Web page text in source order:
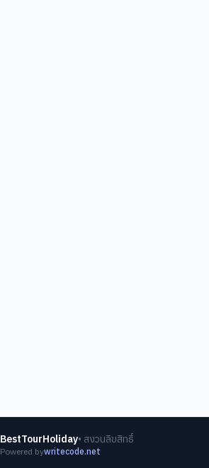
BestTourHoliday• สงวนลิขสิทธิ์
Powered bywritecode.net